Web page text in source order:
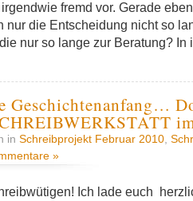
fremd vor. Gerade
nur die Entscheidung nicht so
nur so lange zur Beratung?
Geschichtenanfang…
in Schreibprojekt Februar 2010
»
Ich lade euch